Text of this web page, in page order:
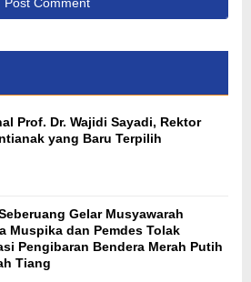
Prof. Dr. Wajidi Sayadi, Rektor
yang Baru Terpilih
Gelar Musyawarah
Muspika dan Pemdes Tolak
Pengibaran Bendera Merah Putih
Tiang